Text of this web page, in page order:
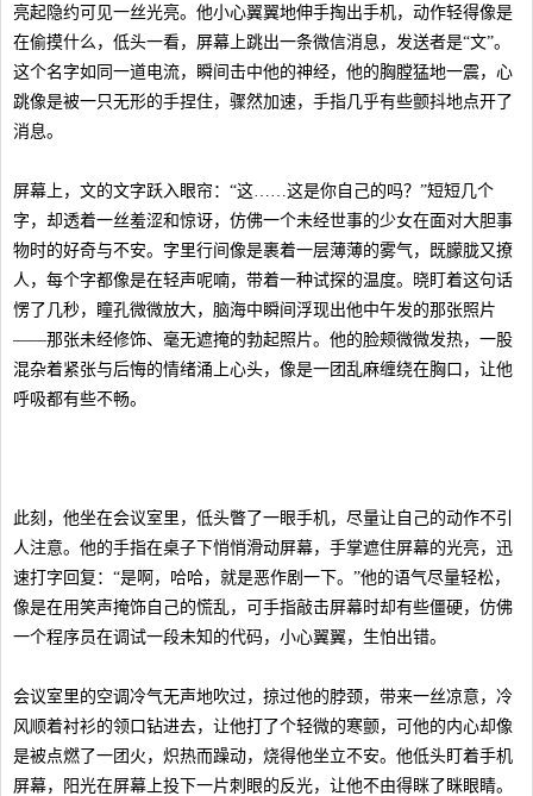
亮起隐约可见一丝光亮。他小心翼翼地伸手掏出手机，动作轻得像是
在偷摸什么，低头一看，屏幕上跳出一条微信消息，发送者是“文”。
这个名字如同一道电流，瞬间击中他的神经，他的胸膛猛地一震，心
跳像是被一只无形的手捏住，骤然加速，手指几乎有些颤抖地点开了
消息。
屏幕上，文的文字跃入眼帘：“这……这是你自己的吗？”短短几个
字，却透着一丝羞涩和惊讶，仿佛一个未经世事的少女在面对大胆事
物时的好奇与不安。字里行间像是裹着一层薄薄的雾气，既朦胧又撩
人，每个字都像是在轻声呢喃，带着一种试探的温度。晓盯着这句话
愣了几秒，瞳孔微微放大，脑海中瞬间浮现出他中午发的那张照片
——那张未经修饰、毫无遮掩的勃起照片。他的脸颊微微发热，一股
混杂着紧张与后悔的情绪涌上心头，像是一团乱麻缠绕在胸口，让他
呼吸都有些不畅。
此刻，他坐在会议室里，低头瞥了一眼手机，尽量让自己的动作不引
人注意。他的手指在桌子下悄悄滑动屏幕，手掌遮住屏幕的光亮，迅
速打字回复：“是啊，哈哈，就是恶作剧一下。”他的语气尽量轻松，
像是在用笑声掩饰自己的慌乱，可手指敲击屏幕时却有些僵硬，仿佛
一个程序员在调试一段未知的代码，小心翼翼，生怕出错。
会议室里的空调冷气无声地吹过，掠过他的脖颈，带来一丝凉意，冷
风顺着衬衫的领口钻进去，让他打了个轻微的寒颤，可他的内心却像
是被点燃了一团火，炽热而躁动，烧得他坐立不安。他低头盯着手机
屏幕，阳光在屏幕上投下一片刺眼的反光，让他不由得眯了眯眼睛。